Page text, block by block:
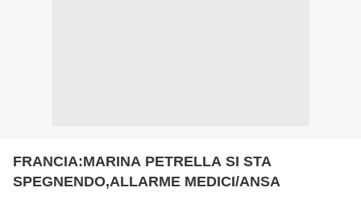
FRANCIA:MARINA PETRELLA SI STA
SPEGNENDO,ALLARME MEDICI/ANSA